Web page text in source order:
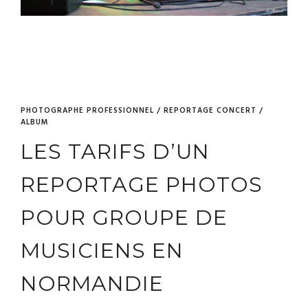
PHOTOGRAPHE PROFESSIONNEL / REPORTAGE CONCERT /
ALBUM
LES TARIFS D’UN
REPORTAGE PHOTOS
POUR GROUPE DE
MUSICIENS EN
NORMANDIE